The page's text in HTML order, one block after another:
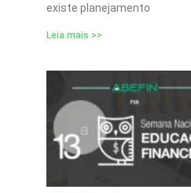
existe planejamento
Leia mais >>